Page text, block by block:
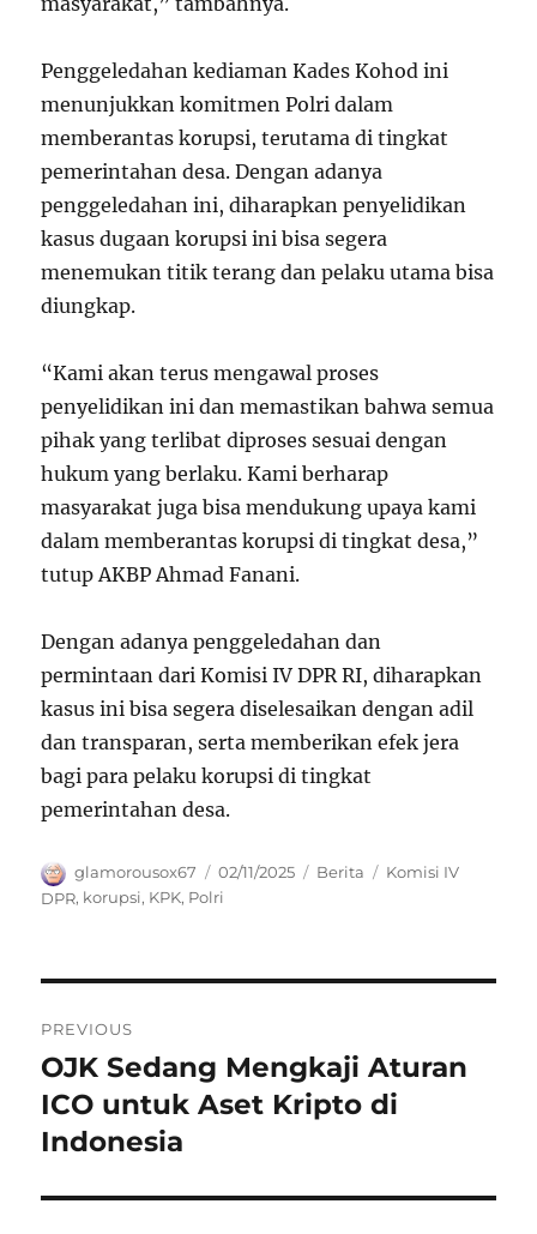
Penggeledahan kediaman Kades Kohod ini
menunjukkan komitmen Polri dalam
memberantas korupsi, terutama di tingkat
pemerintahan desa. Dengan adanya
penggeledahan ini, diharapkan penyelidikan
kasus dugaan korupsi ini bisa segera
menemukan titik terang dan pelaku utama bisa
diungkap.
“Kami akan terus mengawal proses
penyelidikan ini dan memastikan bahwa semua
pihak yang terlibat diproses sesuai dengan
hukum yang berlaku. Kami berharap
masyarakat juga bisa mendukung upaya kami
dalam memberantas korupsi di tingkat desa,”
tutup AKBP Ahmad Fanani.
Dengan adanya penggeledahan dan
permintaan dari Komisi IV DPR RI, diharapkan
kasus ini bisa segera diselesaikan dengan adil
dan transparan, serta memberikan efek jera
bagi para pelaku korupsi di tingkat
pemerintahan desa.
Author
glamorousox67
Posted
on
02/11/2025 Categories
Berita Tags
Komisi IV
DPR, korupsi, KPK, Polri
pos
PREVIOUS
Previous
post:
OJK Sedang Mengkaji Aturan
ICO untuk Aset Kripto di
Indonesia